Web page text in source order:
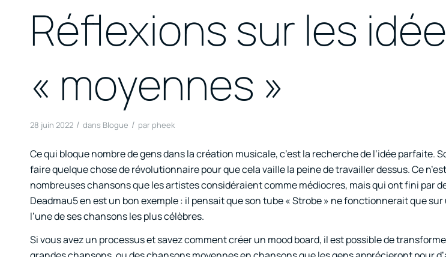
Réflexions sur les
« moyennes »
28 juin 2022 / dans Blogue / par pheek
Ce qui bloque nombre de gens dans la création musicale, c’est la recherche de l’idée parfaite.
faire quelque chose de révolutionnaire pour que cela vaille la peine de travailler dessus. Ce
nombreuses chansons que les artistes considéraient comme médiocres, mais qui ont fini par
Deadmau5 en est un bon exemple : il pensait que son tube « Strobe » ne fonctionnerait que sur
l’une de ses chansons les plus célèbres.
Si vous avez un processus et savez comment créer un mood board, il est possible de